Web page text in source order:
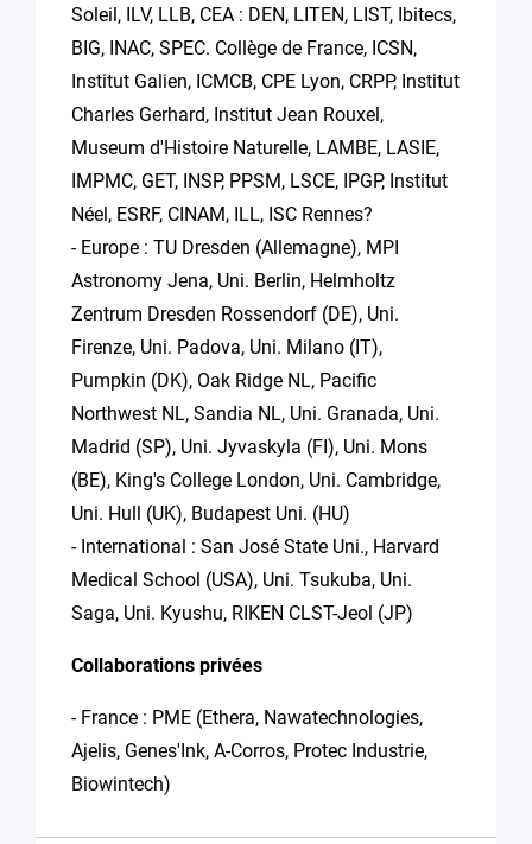
Soleil, ILV, LLB, CEA : DEN, LITEN, LIST, Ibitecs,
BIG, INAC, SPEC. Collège de France, ICSN,
Institut Galien, ICMCB, CPE Lyon, CRPP, Institut
Charles Gerhard, Institut Jean Rouxel,
Museum d'Histoire Naturelle, LAMBE, LASIE,
IMPMC, GET, INSP, PPSM, LSCE, IPGP, Institut
Néel, ESRF, CINAM, ILL, ISC Rennes?
- Europe : TU Dresden (Allemagne), MPI
Astronomy Jena, Uni. Berlin, Helmholtz
Zentrum Dresden Rossendorf (DE), Uni.
Firenze, Uni. Padova, Uni. Milano (IT),
Pumpkin (DK), Oak Ridge NL, Pacific
Northwest NL, Sandia NL, Uni. Granada, Uni.
Madrid (SP), Uni. Jyvaskyla (FI), Uni. Mons
(BE), King's College London, Uni. Cambridge,
Uni. Hull (UK), Budapest Uni. (HU)
- International : San José State Uni., Harvard
Medical School (USA), Uni. Tsukuba, Uni.
Saga, Uni. Kyushu, RIKEN CLST-Jeol (JP)
Collaborations privées
- France : PME (Ethera, Nawatechnologies,
Ajelis, Genes'Ink, A-Corros, Protec Industrie,
Biowintech)